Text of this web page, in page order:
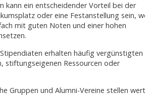
kann ein entscheidender Vorteil bei der
oder eine Festanstellung sein,
mit guten Noten und einer hohen
Stipendiaten erhalten häufig vergünstigten
stiftungseigenen Ressourcen oder
Gruppen und Alumni-Vereine stellen